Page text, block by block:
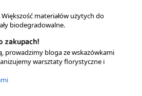
materiałów użytych do
biodegradowalne.
zakupach!
prowadzimy bloga ze wskazówkami
warsztaty florystyczne i